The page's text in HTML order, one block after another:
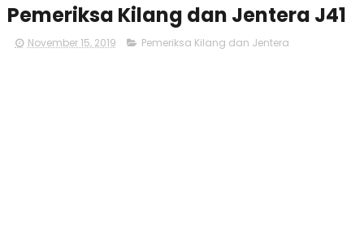
Pemeriksa Kilang dan Jentera J41
November 15, 2019 Pemeriksa Kilang dan Jentera